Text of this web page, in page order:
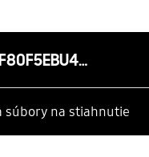
WF80F5EBU4W/LE
súbory na stiahnutie